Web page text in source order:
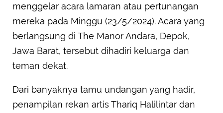
menggelar acara lamaran atau pertunangan
mereka pada Minggu (23/5/2024). Acara yang
berlangsung di The Manor Andara, Depok,
Jawa Barat, tersebut dihadiri keluarga dan
teman dekat.
Dari banyaknya tamu undangan yang hadir,
penampilan rekan artis Thariq Halilintar dan